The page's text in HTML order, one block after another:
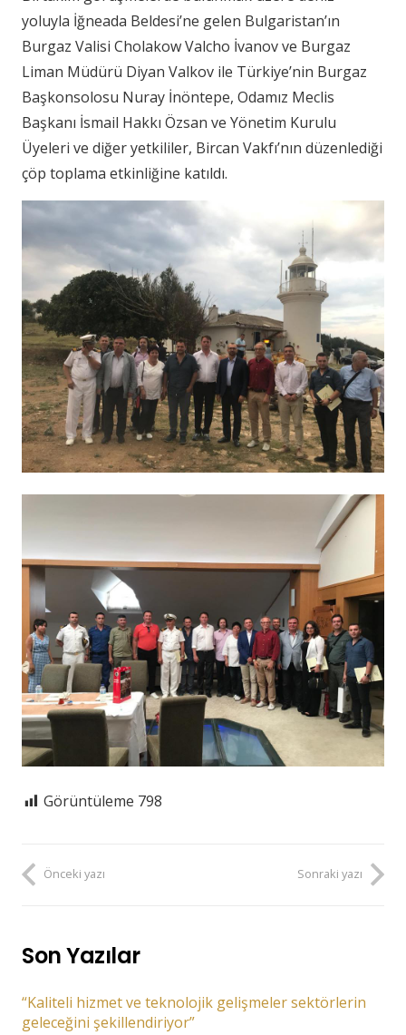
yoluyla İğneada Beldesi’ne gelen Bulgaristan’ın
Burgaz Valisi Cholakow Valcho İvanov ve Burgaz
Liman Müdürü Diyan Valkov ile Türkiye’nin Burgaz
Başkonsolosu Nuray İnöntepe, Odamız Meclis
Başkanı İsmail Hakkı Özsan ve Yönetim Kurulu
Üyeleri ve diğer yetkililer, Bircan Vakfı’nın düzenlediği
çöp toplama etkinliğine katıldı.
Görüntüleme 798
Önceki yazı Sonraki yazı
Son Yazılar
“Kaliteli hizmet ve teknolojik gelişmeler sektörlerin
geleceğini şekillendiriyor”